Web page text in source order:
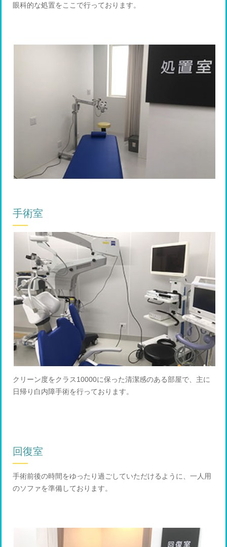
眼科的な処置をここで行っております。
手術室
クリーン度をクラス10000に保った清潔感のある部屋で、主に
日帰り白内障手術を行っております。
回復室
手術前後の時間をゆったり過ごしていただけるように、一人用
のソファを準備しております。